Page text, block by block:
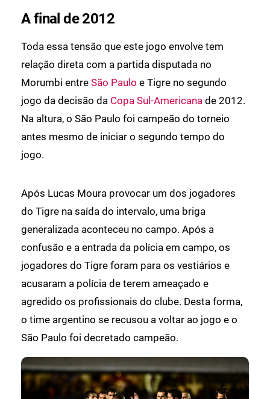
A final de 2012
Toda essa tensão que este jogo envolve tem
relação direta com a partida disputada no
Morumbi entre São Paulo e Tigre no segundo
jogo da decisão da Copa Sul-Americana de 2012.
Na altura, o São Paulo foi campeão do torneio
antes mesmo de iniciar o segundo tempo do
jogo.
Após Lucas Moura provocar um dos jogadores
do Tigre na saída do intervalo, uma briga
generalizada aconteceu no campo. Após a
confusão e a entrada da polícia em campo, os
jogadores do Tigre foram para os vestiários e
acusaram a polícia de terem ameaçado e
agredido os profissionais do clube. Desta forma,
o time argentino se recusou a voltar ao jogo e o
São Paulo foi decretado campeão.